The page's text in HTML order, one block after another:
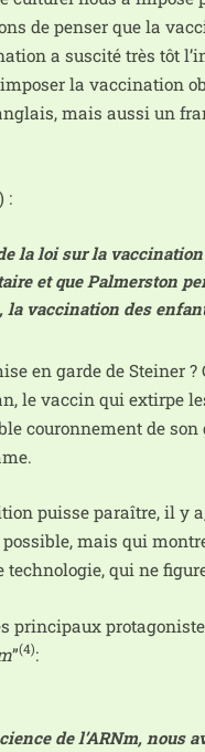
de pen­ser que la
a sus­ci­té très tôt
la vac­ci­na­tion
mais aus­si un
:
la loi sur la
et que Palmerston
la vac­ci­na­tion des
en garde de Steiner
le vac­cin qui extirpe
cou­ron­ne­ment de son
puisse paraître, il y
mais qui
qui ne
prin­ci­paux
”(4):
de l’ARNm, nous